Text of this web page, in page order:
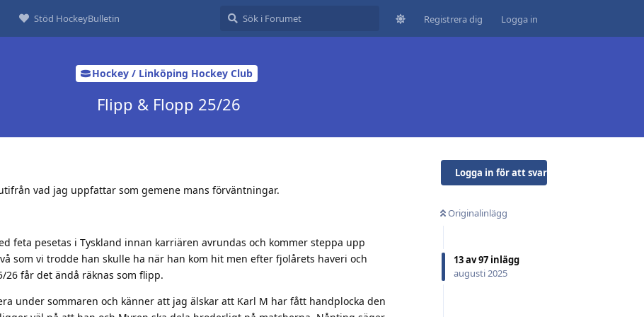
Stöd HockeyBulletin Registrera dig Logga in
Hockey / Linköping Hockey Club
Flipp & Flopp 25/26
Logga in för att svara
Originalinlägg
13av97 inlägg
augusti 2025
vad jag uppfattar som gemene mans förväntningar.
feta pesetas i Tyskland innan karriären avrundas och kommer steppa upp
som vi trodde han skulle ha när han kom hit men efter fjolårets haveri och
får det ändå räknas som flipp.
under sommaren och känner att jag älskar att Karl M har fått handplocka den